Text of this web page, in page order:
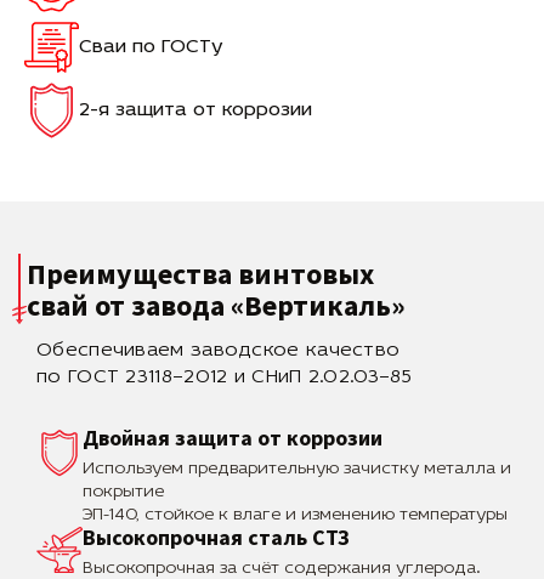
Сваи по ГОСТу
2-я защита от коррозии
Преимущества винтовых
свай от завода «Вертикаль»
Обеспечиваем заводское качество
по ГОСТ 23118–2012 и СНиП 2.02.03–85
Двойная защита от коррозии
Используем предварительную зачистку металла и
покрытие
ЭП-140, стойкое к влаге и изменению температуры
Высокопрочная сталь СТЗ
Высокопрочная за счёт содержания углерода.